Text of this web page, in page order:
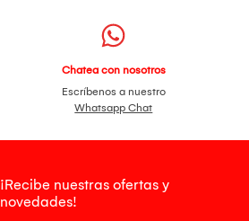
Chatea con nosotros
Escríbenos a nuestro
Whatsapp Chat
¡Recibe nuestras ofertas y
novedades!